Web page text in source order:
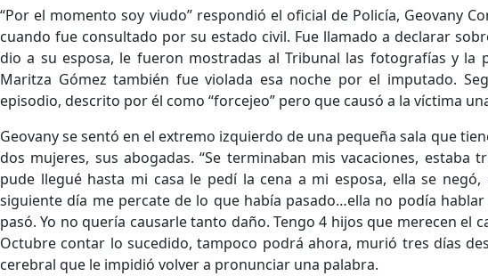
“Por el momento soy viudo” respondió el oficial de Policía, Geovany
cuando fue consultado por su estado civil. Fue llamado a declarar
dio a su esposa, le fueron mostradas al Tribunal las fotografías y la
Maritza Gómez también fue violada esa noche por el imputado.
episodio, descrito por él como “forcejeo” pero que causó a la víctima
Geovany se sentó en el extremo izquierdo de una pequeña sala que
dos mujeres, sus abogadas. “Se terminaban mis vacaciones,
pude llegué hasta mi casa le pedí la cena a mi esposa, ella se
siguiente día me percate de lo que había pasado…ella no podía
pasó. Yo no quería causarle tanto daño. Tengo 4 hijos que merecen el
Octubre contar lo sucedido, tampoco podrá ahora, murió tres días
cerebral que le impidió volver a pronunciar una palabra.